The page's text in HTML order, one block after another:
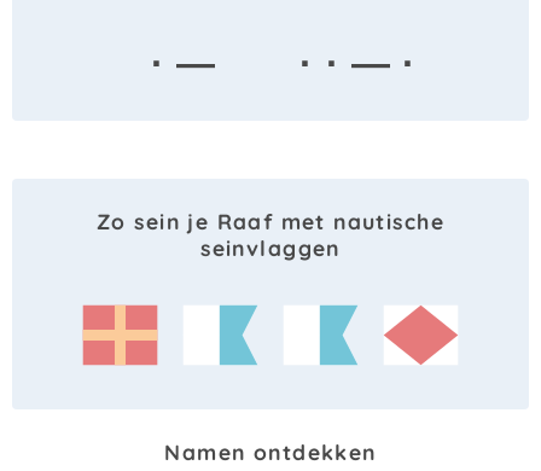
· —
· · — ·
Zo sein je Raaf met nautische
seinvlaggen
Namen ontdekken